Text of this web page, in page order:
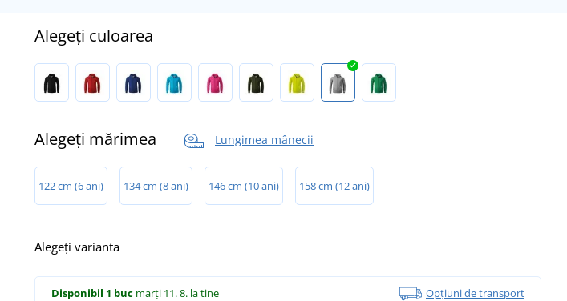
Alegeți culoarea
Alegeți mărimea Lungimea mânecii
122 cm (6 ani) 134 cm (8 ani) 146 cm (10 ani) 158 cm (12 ani)
Alegeți varianta
Disponibil 1 buc marți 11. 8. la tine Opțiuni de transport